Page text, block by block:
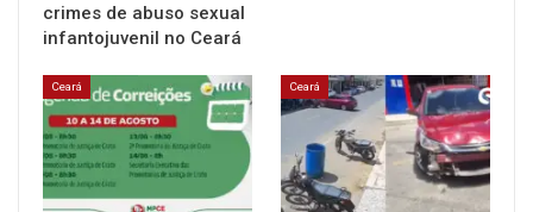
crimes de abuso sexual
infantojuvenil no Ceará
Ceará Ceará